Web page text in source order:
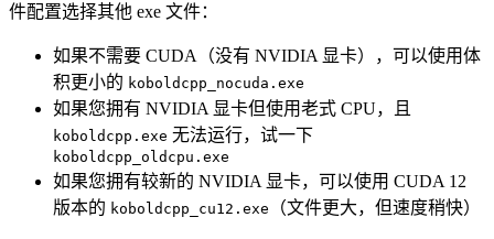
件配置选择其他 exe 文件：
如果不需要 CUDA（没有 NVIDIA 显卡），可以使用体
积更小的 koboldcpp_nocuda.exe
如果您拥有 NVIDIA 显卡但使用老式 CPU，且
koboldcpp.exe 无法运行，试一下
koboldcpp_oldcpu.exe
如果您拥有较新的 NVIDIA 显卡，可以使用 CUDA 12
版本的 koboldcpp_cu12.exe （文件更大，但速度稍快）